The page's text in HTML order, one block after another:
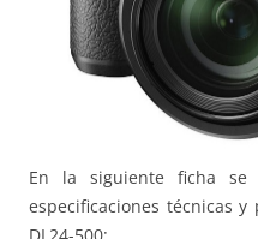
En la siguiente ficha se
especificaciones técnicas